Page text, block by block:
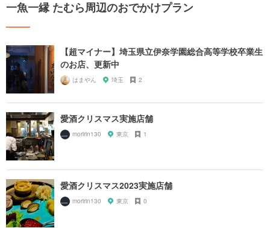
一魚一縁 たむら周辺のおでかけプラン
【超マイナー】埼玉県立伊奈学園総合高等学校卒業生
のお店、更新中
はまやん 埼玉 2
愛酒クリスマス実施店舗
moririn130 東京 1
愛酒クリスマス2023実施店舗
moririn130 東京 0